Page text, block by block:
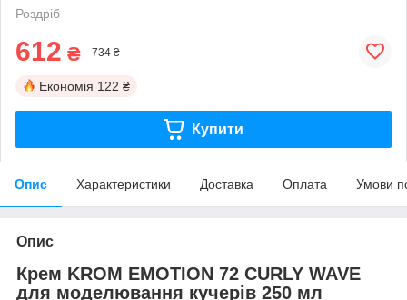
Роздріб
612 ₴ 734 ₴
Економія 122 ₴
Купити
Опис Характеристики Доставка Оплата Умови
Опис
Крем KROM EMOTION 72 CURLY WAVE
для моделювання кучерів 250 мл